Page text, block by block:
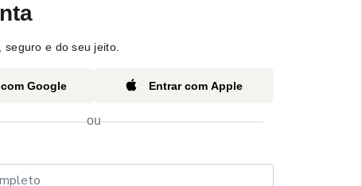
seguro e do seu jeito.
Google Entrar com Apple
ou